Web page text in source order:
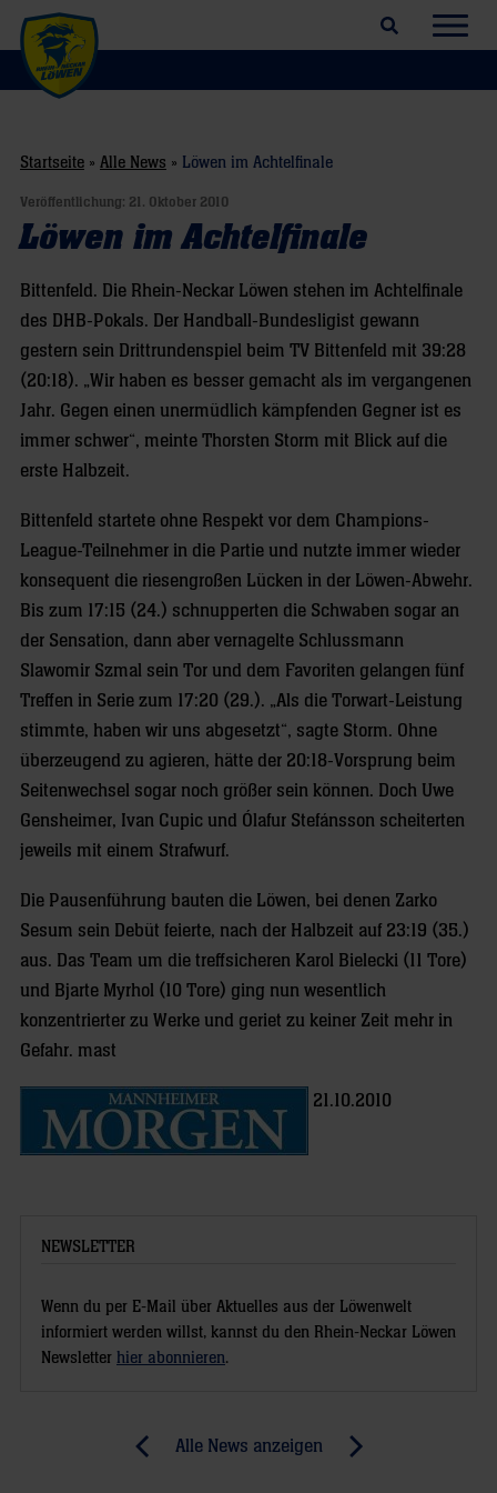
Suchfeld öffnen
Startseite » Alle News » Löwen im Achtelfinale
Veröffentlichung: 21. Oktober 2010
Löwen im Achtelfinale
Bittenfeld. Die Rhein-Neckar Löwen stehen im Achtelfinale
des DHB-Pokals. Der Handball-Bundesligist gewann
gestern sein Drittrundenspiel beim TV Bittenfeld mit 39:28
(20:18). „Wir haben es besser gemacht als im vergangenen
Jahr. Gegen einen unermüdlich kämpfenden Gegner ist es
immer schwer“, meinte Thorsten Storm mit Blick auf die
erste Halbzeit.
Bittenfeld startete ohne Respekt vor dem Champions-
League-Teilnehmer in die Partie und nutzte immer wieder
konsequent die riesengroßen Lücken in der Löwen-Abwehr.
Bis zum 17:15 (24.) schnupperten die Schwaben sogar an
der Sensation, dann aber vernagelte Schlussmann
Slawomir Szmal sein Tor und dem Favoriten gelangen fünf
Treffen in Serie zum 17:20 (29.). „Als die Torwart-Leistung
stimmte, haben wir uns abgesetzt“, sagte Storm. Ohne
überzeugend zu agieren, hätte der 20:18-Vorsprung beim
Seitenwechsel sogar noch größer sein können. Doch Uwe
Gensheimer, Ivan Cupic und Ólafur Stefánsson scheiterten
jeweils mit einem Strafwurf.
Die Pausenführung bauten die Löwen, bei denen Zarko
Sesum sein Debüt feierte, nach der Halbzeit auf 23:19 (35.)
aus. Das Team um die treffsicheren Karol Bielecki (11 Tore)
und Bjarte Myrhol (10 Tore) ging nun wesentlich
konzentrierter zu Werke und geriet zu keiner Zeit mehr in
Gefahr. mast
21.10.2010
NEWSLETTER
Wenn du per E-Mail über Aktuelles aus der Löwenwelt
informiert werden willst, kannst du den Rhein-Neckar Löwen
Newsletter hier abonnieren.
Alle News anzeigen